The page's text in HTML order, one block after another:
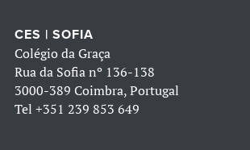
CES | SOFIA
Colégio da Graça
Rua da Sofia nº 136-138
3000-389 Coimbra, Portugal
Tel +351 239 853 649